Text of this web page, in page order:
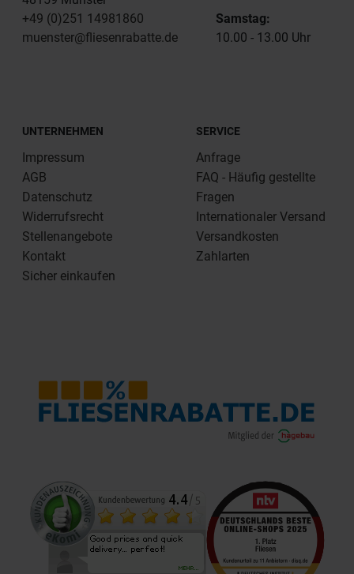
+49 (0)251 14981860
muenster@fliesenrabatte.de
Samstag:
10.00 - 13.00 Uhr
UNTERNEHMEN
Impressum
AGB
Datenschutz
Widerrufsrecht
Stellenangebote
Kontakt
Sicher einkaufen
SERVICE
Anfrage
FAQ - Häufig gestellte
Fragen
Internationaler Versand
Versandkosten
Zahlarten